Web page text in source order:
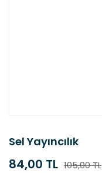
Sel Yayıncılık
84,00 TL 105,00 TL